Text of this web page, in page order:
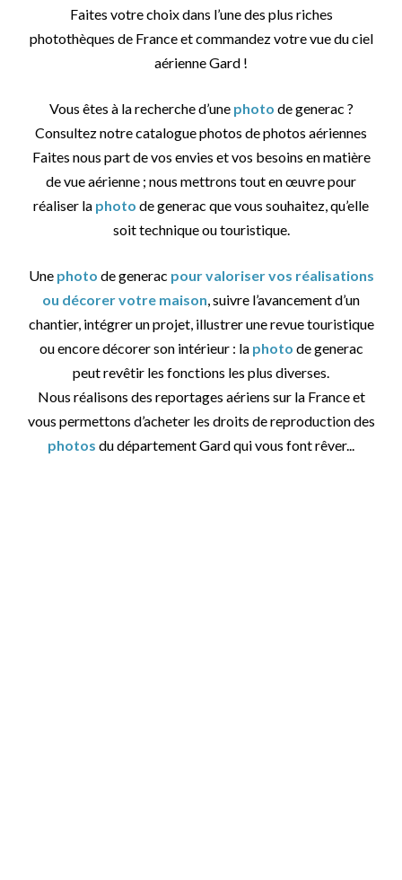
Faites votre choix dans l’une des plus riches
photothèques de France et commandez votre vue du ciel
aérienne Gard !
Vous êtes à la recherche d’une photo de generac ?
Consultez notre catalogue photos de photos aériennes
Faites nous part de vos envies et vos besoins en matière
de vue aérienne ; nous mettrons tout en œuvre pour
réaliser la photo de generac que vous souhaitez, qu’elle
soit technique ou touristique.
Une photo de generac pour valoriser vos réalisations
ou décorer votre maison, suivre l’avancement d’un
chantier, intégrer un projet, illustrer une revue touristique
ou encore décorer son intérieur : la photo de generac
peut revêtir les fonctions les plus diverses.
Nous réalisons des reportages aériens sur la France et
vous permettons d’acheter les droits de reproduction des
photos du département Gard qui vous font rêver...